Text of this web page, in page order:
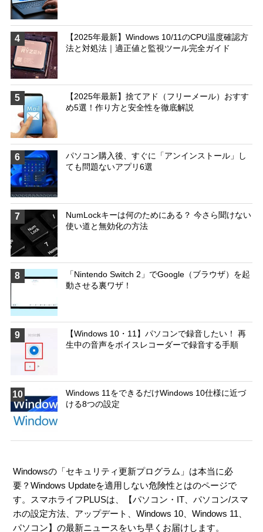
4
【2025年最新】Windows 10/11のCPU温度確認方
法と対処法｜適正値と監視ツール完全ガイド
5
【2025年最新】捨てアド（フリーメール）おすす
め5選！作り方と安全性を徹底解説
6
パソコン購入後、すぐに「アンインストール」し
ても問題ないアプリ6選
7
NumLockキーは何のためにある？ 今さら聞けない
使い道と無効化の方法
8
「Nintendo Switch 2」でGoogle（ブラウザ）を起
動させる裏ワザ！
9
【Windows 10・11】パソコンで録音したい！ 再
生中の音声をボイスレコーダーで録音する手順
10
Windows 11をできるだけWindows 10仕様に近づ
ける8つの設定
Windowsの「セキュリティ更新プログラム」は本当に必
要？Windows Updateを適用しない危険性とはのページで
す。スマホライフPLUSは、【パソコン・IT 、パソコン/スマ
ホの設定方法
アップデート 、Windows 10 、Windows 11
パソコン】の最新ニュースをいち早くお届けします。